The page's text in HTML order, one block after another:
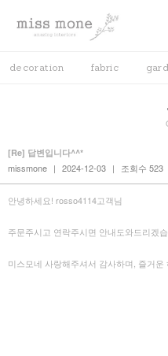
decoration fabric
[Re] 답변입니다^^*
missmone | 2024-12-03 | 조회수 523
안녕하세요! rosso4114고객님
주문주시고 연락주시면 안내도와드리겠
미스모네 사랑해주셔서 감사하며, 즐거운